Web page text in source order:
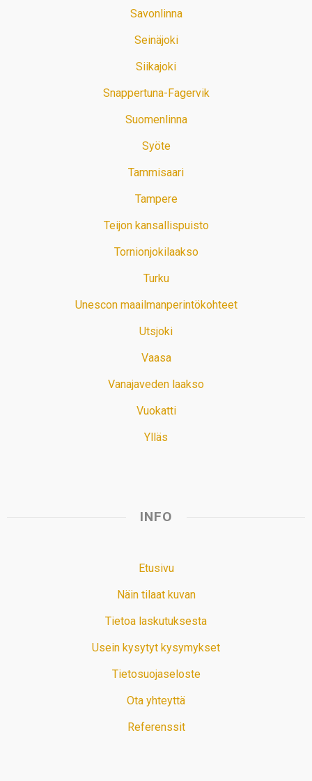
Savonlinna
Seinäjoki
Siikajoki
Snappertuna-Fagervik
Suomenlinna
Syöte
Tammisaari
Tampere
Teijon kansallispuisto
Tornionjokilaakso
Turku
Unescon maailmanperintökohteet
Utsjoki
Vaasa
Vanajaveden laakso
Vuokatti
Ylläs
INFO
Etusivu
Näin tilaat kuvan
Tietoa laskutuksesta
Usein kysytyt kysymykset
Tietosuojaseloste
Ota yhteyttä
Referenssit